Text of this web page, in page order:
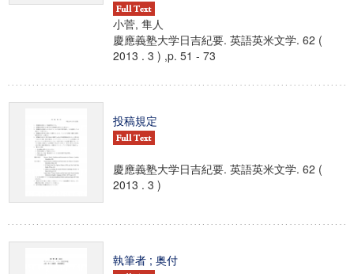
小菅, 隼人
慶應義塾大学日吉紀要. 英語英米文学. 62 (
2013 . 3 ) ,p. 51 - 73
投稿規定
慶應義塾大学日吉紀要. 英語英米文学. 62 (
2013 . 3 )
執筆者 ; 奥付